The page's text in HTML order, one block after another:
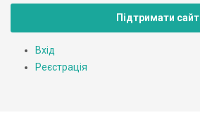
Підтримати сайт
Вхід
Реєстрація